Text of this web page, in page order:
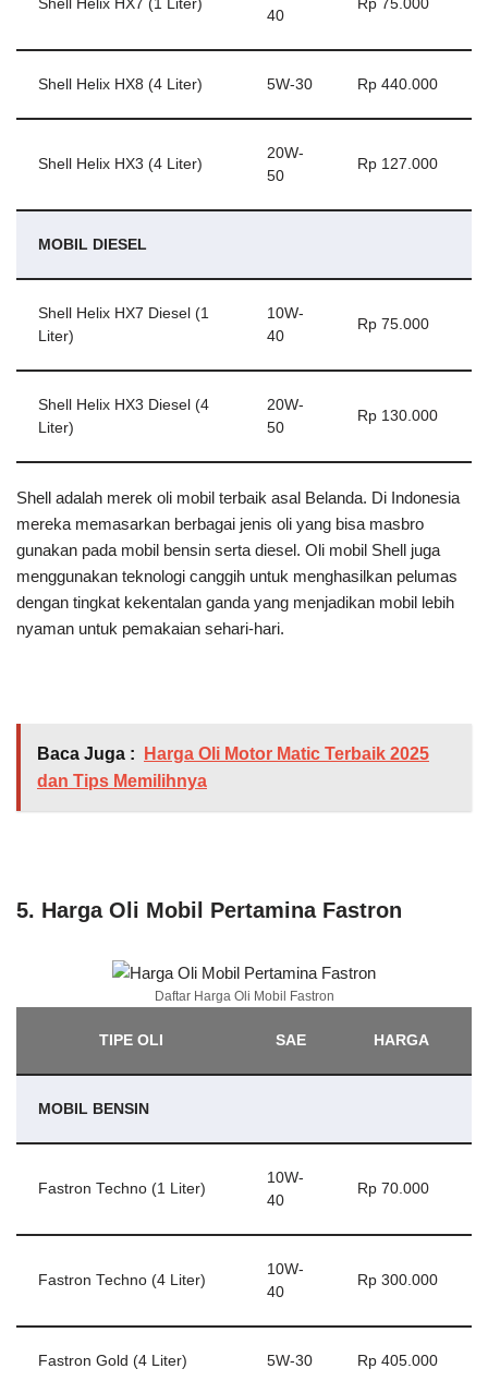
Shell Helix HX7 (1 Liter)
40
Rp 75.000
Shell Helix HX8 (4 Liter) 5W-30 Rp 440.000
Shell Helix HX3 (4 Liter)
20W-
50
Rp 127.000
MOBIL DIESEL
Shell Helix HX7 Diesel (1
Liter)
10W-
40
Rp 75.000
Shell Helix HX3 Diesel (4
Liter)
20W-
50
Rp 130.000
Shell adalah merek oli mobil terbaik asal Belanda. Di Indonesia
mereka memasarkan berbagai jenis oli yang bisa masbro
gunakan pada mobil bensin serta diesel. Oli mobil Shell juga
menggunakan teknologi canggih untuk menghasilkan pelumas
dengan tingkat kekentalan ganda yang menjadikan mobil lebih
nyaman untuk pemakaian sehari-hari.
Baca Juga :
Harga Oli Motor Matic Terbaik 2025
dan Tips Memilihnya
5. Harga Oli Mobil Pertamina Fastron
Daftar Harga Oli Mobil Fastron
TIPE OLI SAE HARGA
MOBIL BENSIN
Fastron Techno (1 Liter)
10W-
40
Rp 70.000
Fastron Techno (4 Liter)
10W-
40
Rp 300.000
Fastron Gold (4 Liter) 5W-30 Rp 405.000